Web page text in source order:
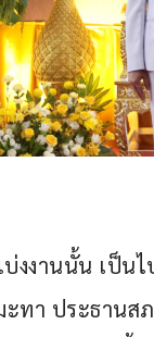
บ่งงานนั้น เป็
ทา ประธานส